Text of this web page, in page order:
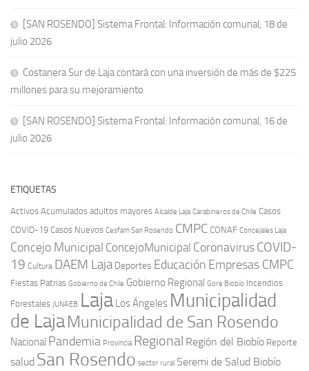
[SAN ROSENDO] Sistema Frontal: Información comunal, 18 de
julio 2026
Costanera Sur de Laja contará con una inversión de más de $225
millones para su mejoramiento
[SAN ROSENDO] Sistema Frontal: Información comunal, 16 de
julio 2026
ETIQUETAS
Activos Acumulados adultos mayores Alcalde Laja Carabineros de Chile Casos
COVID-19 Casos Nuevos Cesfam San Rosendo CMPC CONAF Concejales Laja
Concejo Municipal ConcejoMunicipal CoronavirusCOVID-
19 Cultura DAEM Laja Deportes Educación Empresas CMPC
Fiestas Patrias Gobierno de Chile Gobierno Regional Gore Biobío Incendios
Forestales JUNAEB Laja Los Ángeles Municipalidad
de LajaMunicipalidad de San Rosendo
Nacional Pandemia Provincia Regional Región del Biobío Reporte
salud San Rosendo sector rural Seremi de Salud Biobío